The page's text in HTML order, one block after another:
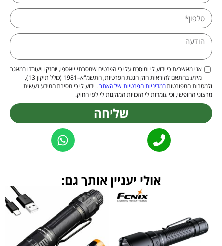
אני מאשר/ת כי ידוע לי ומוסכם עלי כי הפרטים שמסרתי ייאספו, יוחזקו ויעובדו במאגר
מידע בהתאם להוראות חוק הגנת הפרטיות, התשמ"א–1981 (כולל תיקון 13),
ולמטרות המפורטותבמדיניות הפרטיות של האתר. ידוע לי כי מסירת המידע נעשית
מרצוני החופשי, וכי עומדות לי הזכויות המוקנות לי לפי החוק.
שליחה
אולי יעניין אותך גם: